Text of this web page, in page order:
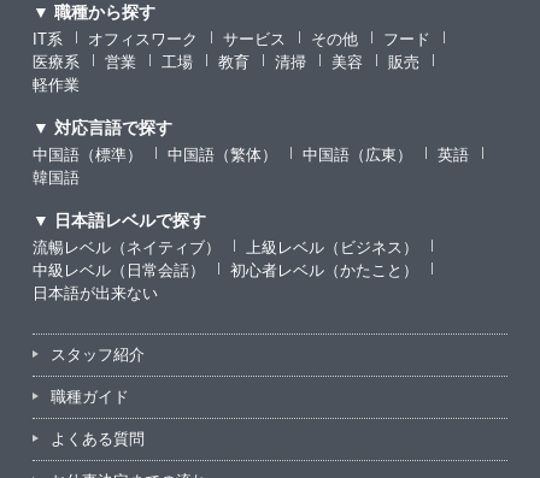
▼ 職種から探す
IT系 オフィスワーク サービス その他
フード
医療系
営業 工場 教育 清掃 美容
販売
軽作業
▼ 対応言語で探す
中国語（標準） 中国語（繁体） 中国語（広東）
英語
韓国語
▼ 日本語レベルで探す
流暢レベル（ネイティブ）
上級レベル（ビジネス）
中級レベル（日常会話）
初心者レベル（かたこと）
日本語が出来ない
スタッフ紹介
職種ガイド
よくある質問